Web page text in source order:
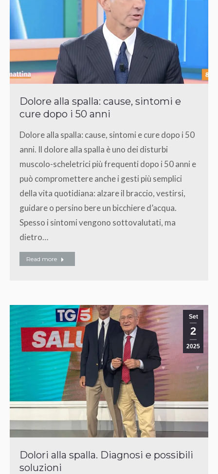
Dolore alla spalla: cause, sintomi e
cure dopo i 50 anni
Dolore alla spalla: cause, sintomi e cure dopo i 50
anni. Il dolore alla spalla è uno dei disturbi
muscolo-scheletrici più frequenti dopo i 50 anni e
può compromettere anche i gesti più semplici
della vita quotidiana: alzare il braccio, vestirsi,
guidare o persino bere un bicchiere d’acqua.
Spesso i sintomi vengono sottovalutati, ma
dietro…
Read more
Set
2
2025
Dolori alla spalla. Diagnosi e possibili
soluzioni